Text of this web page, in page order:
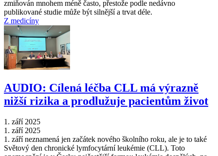
zmiňován mnohem méně často, přestože podle nedávno
publikované studie může být silnější a trvat déle.
Z medicíny
AUDIO: Cílená léčba CLL má výrazně
nižší rizika a prodlužuje pacientům život
1. září 2025
1. září 2025
1. září neznamená jen začátek nového školního roku, ale je to také
Světový den chronické lymfocytární leukémie (CLL). Toto